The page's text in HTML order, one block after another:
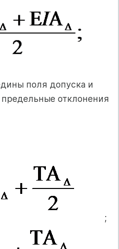
поля допуска и
отклонения
;